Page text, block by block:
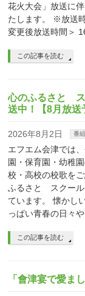
花火大会」放送に
たします。 ※放送
変更後放送時間＞
この記事を読む
心のふるさと ス
送中！【8月放送
2026年8月2日 番
エフエム会津では
園・保育園・幼稚
校・高校の校歌を
ふるさと スクール
ています。 懐かし
っぱい青春の日々
この記事を読む
「會津宴で愛ま